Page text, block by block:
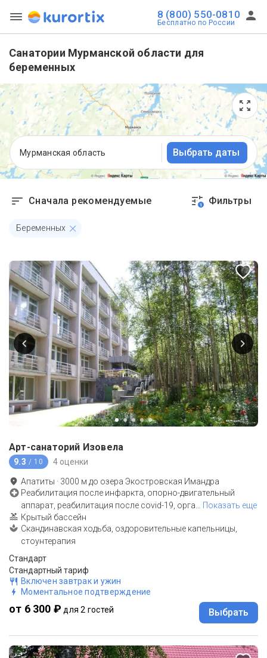
8 (800) 550-0810
Бесплатно по России
Санатории Мурманской области для
беременных
Мурманская область Выбрать даты
Сначала рекомендуемые 1 Фильтры
Беременных
Арт-санаторий Изовела
9.3 / 10 4 оценки
Апатиты · 3000 м до озера Экостровская Имандра
Реабилитация после инфаркта, опорно-двигательный
аппарат, реабилитация после covid-19, орга
Показать еще
Крытый бассейн
Скандинавская ходьба, оздоровительные капельницы,
стоунтерапия
Стандарт
Стандартный тариф
Включен завтрак и ужин
Моментальное подтверждение
от 6 300 ₽ для 2 гостей Выбрать